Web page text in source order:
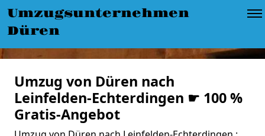
Umzugsunternehmen
Düren
Umzug von Düren nach
Leinfelden-Echterdingen ☛ 100 %
Gratis-Angebot